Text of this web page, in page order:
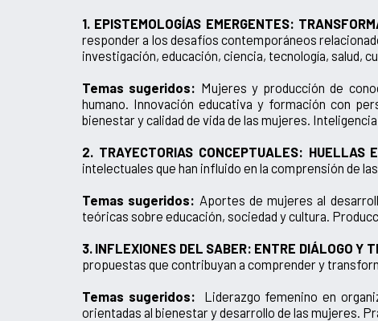
1. EPISTEMOLOGÍAS EMERGENTES:
responder a los desafíos contemporáneos
investigación, educación, ciencia, tecnología, salud,
Temas sugeridos: Mujeres y producción de
humano. Innovación educativa y formación con
bienestar y calidad de vida de las mujeres.
2. TRAYECTORIAS CONCEPTUALES: HUELLAS
intelectuales que han influido en la comprensión de
Temas sugeridos: Aportes de mujeres al
teóricas sobre educación, sociedad y cultura.
3. INFLEXIONES DEL SABER: ENTRE DIÁLOGO Y
propuestas que contribuyan a comprender y
Temas sugeridos: Liderazgo femenino en
orientadas al bienestar y desarrollo de las mujeres.